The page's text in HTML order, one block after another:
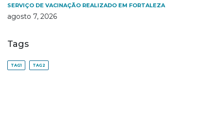
SERVIÇO DE VACINAÇÃO REALIZADO EM FORTALEZA
agosto 7, 2026
Tags
TAG1 TAG2